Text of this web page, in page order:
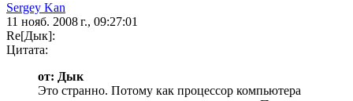
Sergey Kan
11 нояб. 2008 г., 09:27:01
Re[Дык]:
Цитата:
от: Дык
Это странно. Потому как процессор компьютера